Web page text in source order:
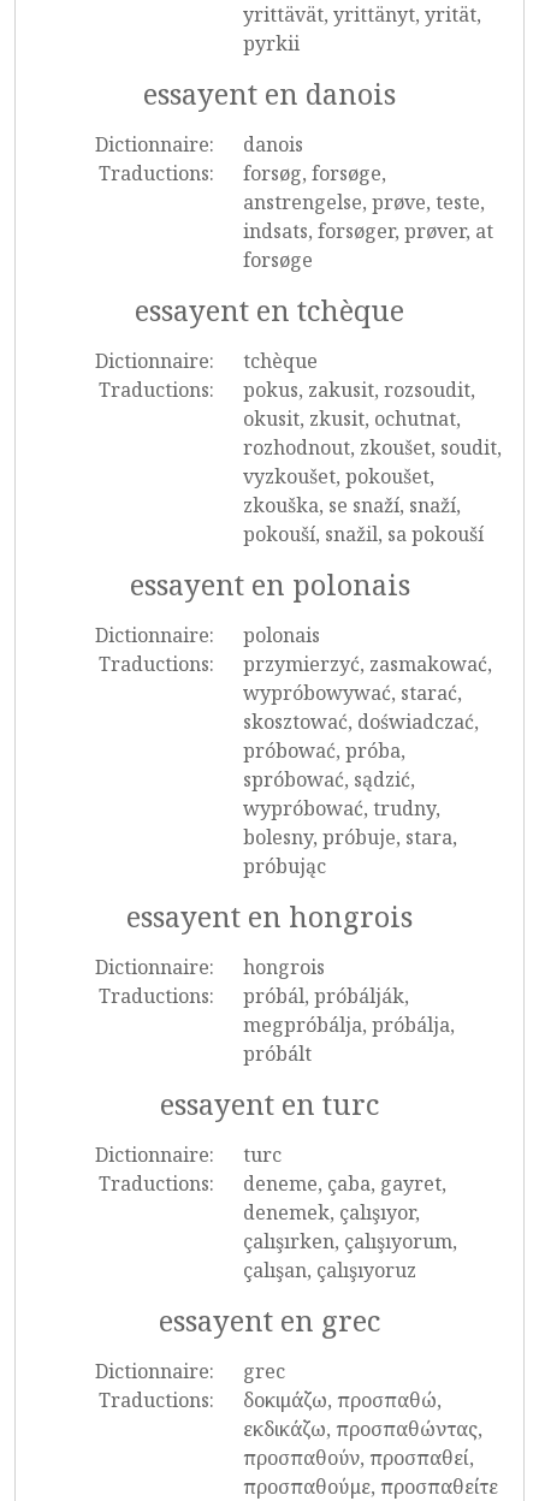
yrittävät, yrittänyt, yrität,
pyrkii
essayent en danois
Dictionnaire:
danois
Traductions:
forsøg, forsøge,
anstrengelse, prøve, teste,
indsats, forsøger, prøver, at
forsøge
essayent en tchèque
Dictionnaire:
tchèque
Traductions:
pokus, zakusit, rozsoudit,
okusit, zkusit, ochutnat,
rozhodnout, zkoušet, soudit,
vyzkoušet, pokoušet,
zkouška, se snaží, snaží,
pokouší, snažil, sa pokouší
essayent en polonais
Dictionnaire:
polonais
Traductions:
przymierzyć, zasmakować,
wypróbowywać, starać,
skosztować, doświadczać,
próbować, próba,
spróbować, sądzić,
wypróbować, trudny,
bolesny, próbuje, stara,
próbując
essayent en hongrois
Dictionnaire:
hongrois
Traductions:
próbál, próbálják,
megpróbálja, próbálja,
próbált
essayent en turc
Dictionnaire:
turc
Traductions:
deneme, çaba, gayret,
denemek, çalışıyor,
çalışırken, çalışıyorum,
çalışan, çalışıyoruz
essayent en grec
Dictionnaire:
grec
Traductions:
δοκιμάζω, προσπαθώ,
εκδικάζω, προσπαθώντας,
προσπαθούν, προσπαθεί,
προσπαθούμε, προσπαθείτε